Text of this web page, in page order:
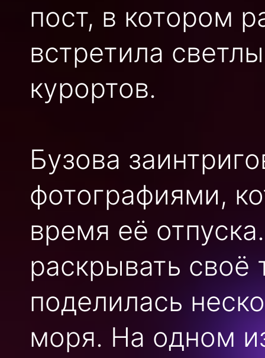
пост, в котором
встретила
курортов.
Бузова
фотографиями,
время её
раскрывать
поделилась
моря. На одном